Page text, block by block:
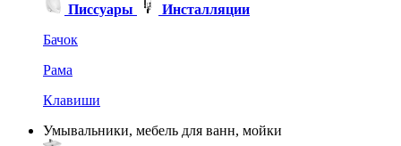
Писсуары
Инсталляции
Бачок
Рама
Клавиши
Умывальники, мебель для ванн, мойки